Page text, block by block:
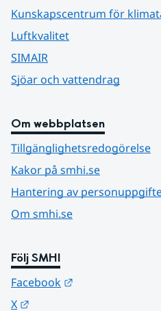
Kunskapscentrum för
Luftkvalitet
SIMAIR
Sjöar och vattendrag
Om webbplatsen
Tillgänglighetsredogörelse
Kakor på smhi.se
Hantering av
Om smhi.se
Följ SMHI
Facebook
X